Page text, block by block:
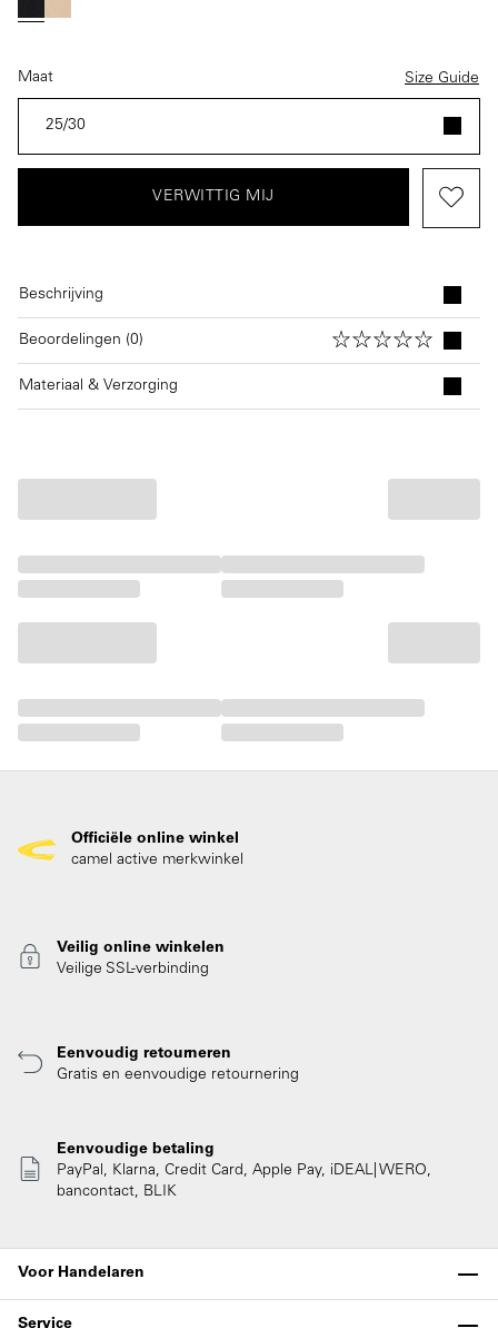
ZwartBeige
Maat Size Guide
25/30
VERWITTIG MIJ
Beschrijving
Beoordelingen (0)
Materiaal & Verzorging
Officiële online winkel
camel active merkwinkel
Veilig online winkelen
Veilige SSL-verbinding
Eenvoudig retourneren
Gratis en eenvoudige retournering
Eenvoudige betaling
PayPal, Klarna, Credit Card, Apple Pay, iDEAL| WERO,
bancontact, BLIK
Voor Handelaren
Service